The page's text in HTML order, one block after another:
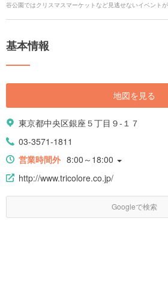
谷公園ではクリスマスマーケットなど見逃せないイベント
[keyword_link:日比谷公園 ランチ|https://
[keyword_link:日比谷公園 テイクアウ
ストラン|https://haveagood.holiday/articles/1366]
園 駐車場|https://haveagood.holiday/articles/1370]
公園 アクセス|https://haveagood.holiday/articles/1348]
基本情報
地図を見る
東京都中央区銀座５丁目９-１７
03-3571-1811
営業時間外 8:00～18:00
http://www.tricolore.co.jp/
Googleで検索